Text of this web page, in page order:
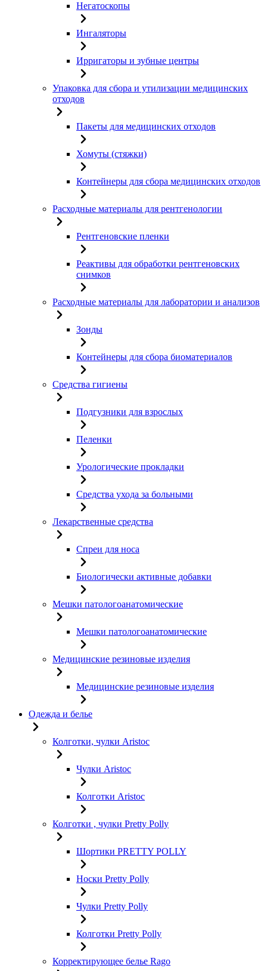
Негатоскопы
Ингаляторы
Ирригаторы и зубные центры
Упаковка для сбора и утилизации медицинских
отходов
Пакеты для медицинских отходов
Хомуты (стяжки)
Контейнеры для сбора медицинских отходов
Расходные материалы для рентгенологии
Рентгеновские пленки
Реактивы для обработки рентгеновских
снимков
Расходные материалы для лаборатории и анализов
Зонды
Контейнеры для сбора биоматериалов
Средства гигиены
Подгузники для взрослых
Пеленки
Урологические прокладки
Средства ухода за больными
Лекарственные средства
Спреи для носа
Биологически активные добавки
Мешки патологоанатомические
Мешки патологоанатомические
Медицинские резиновые изделия
Медицинские резиновые изделия
Одежда и белье
Колготки, чулки Aristoc
Чулки Aristoc
Колготки Aristoc
Колготки , чулки Pretty Polly
Шортики PRETTY POLLY
Носки Pretty Polly
Чулки Pretty Polly
Колготки Pretty Polly
Корректирующее белье Rago